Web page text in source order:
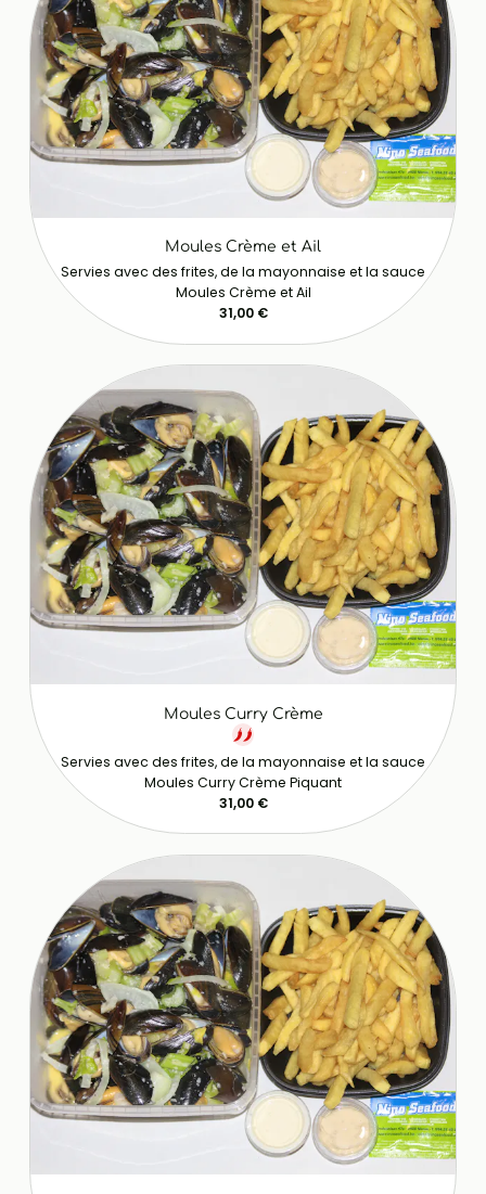
Moules Crème et Ail
Servies avec des frites, de la mayonnaise et la sauce
Moules Crème et Ail
31,00 €
Moules Curry Crème
Servies avec des frites, de la mayonnaise et la sauce
Moules Curry Crème Piquant
31,00 €